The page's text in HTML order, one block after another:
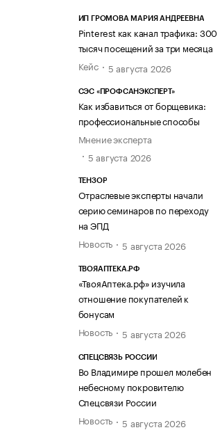
ИП ГРОМОВА МАРИЯ АНДРЕЕВНА
Pinterest как канал трафика: 300
тысяч посещений за три месяца
Кейс
5 августа 2026
СЭС «ПРОФСАНЭКСПЕРТ»
Как избавиться от борщевика:
профессиональные способы
Мнение эксперта
5 августа 2026
ТЕНЗОР
Отраслевые эксперты начали
серию семинаров по переходу
на ЭПД
Новость
5 августа 2026
ТВОЯАПТЕКА.РФ
«ТвояАптека.рф» изучила
отношение покупателей к
бонусам
Новость
5 августа 2026
СПЕЦСВЯЗЬ РОССИИ
Во Владимире прошел молебен
небесному покровителю
Спецсвязи России
Новость
5 августа 2026